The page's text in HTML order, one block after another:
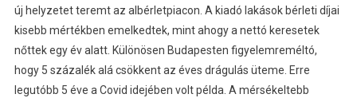
új helyzetet teremt az albérletpiacon. A kiadó lakások bérleti díjai
kisebb mértékben emelkedtek, mint ahogy a nettó keresetek
nőttek egy év alatt. Különösen Budapesten figyelemreméltó,
hogy 5 százalék alá csökkent az éves drágulás üteme. Erre
legutóbb 5 éve a Covid idejében volt példa. A mérsékeltebb